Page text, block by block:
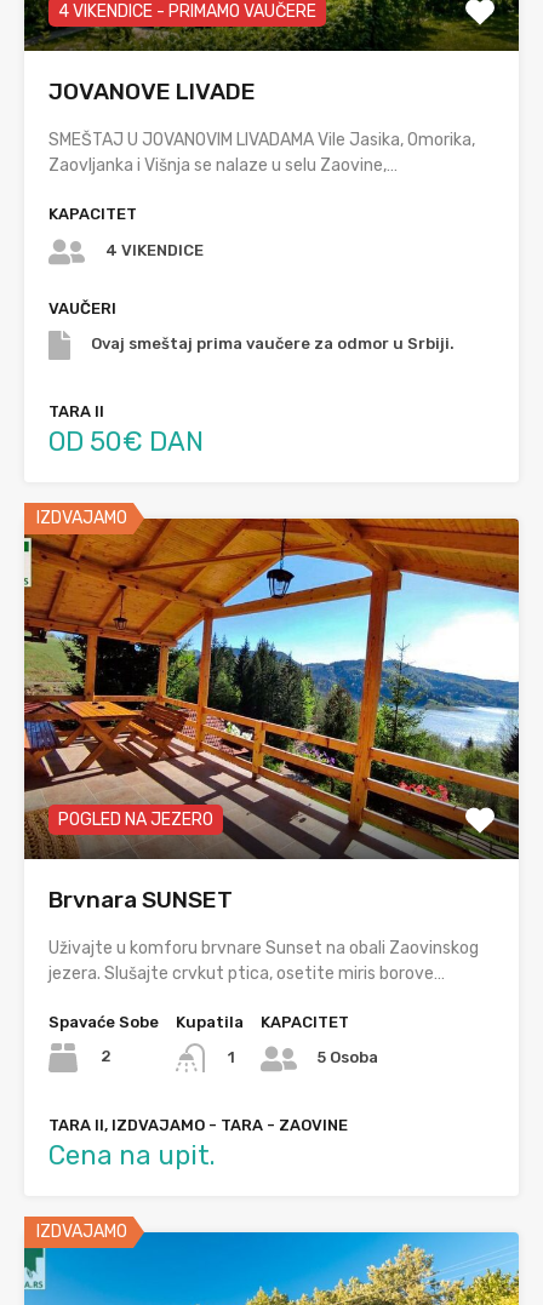
4 VIKENDICE - PRIMAMO VAUČERE
JOVANOVE LIVADE
SMEŠTAJ U JOVANOVIM LIVADAMA Vile Jasika, Omorika,
Zaovljanka i Višnja se nalaze u selu Zaovine,…
KAPACITET
4 VIKENDICE
VAUČERI
Ovaj smeštaj prima vaučere za odmor u Srbiji.
TARA II
OD 50€ DAN
IZDVAJAMO
POGLED NA JEZERO
Brvnara SUNSET
Uživajte u komforu brvnare Sunset na obali Zaovinskog
jezera. Slušajte crvkut ptica, osetite miris borove…
Spavaće Sobe
2
Kupatila
1
KAPACITET
5 Osoba
TARA II, IZDVAJAMO - TARA - ZAOVINE
Cena na upit.
IZDVAJAMO